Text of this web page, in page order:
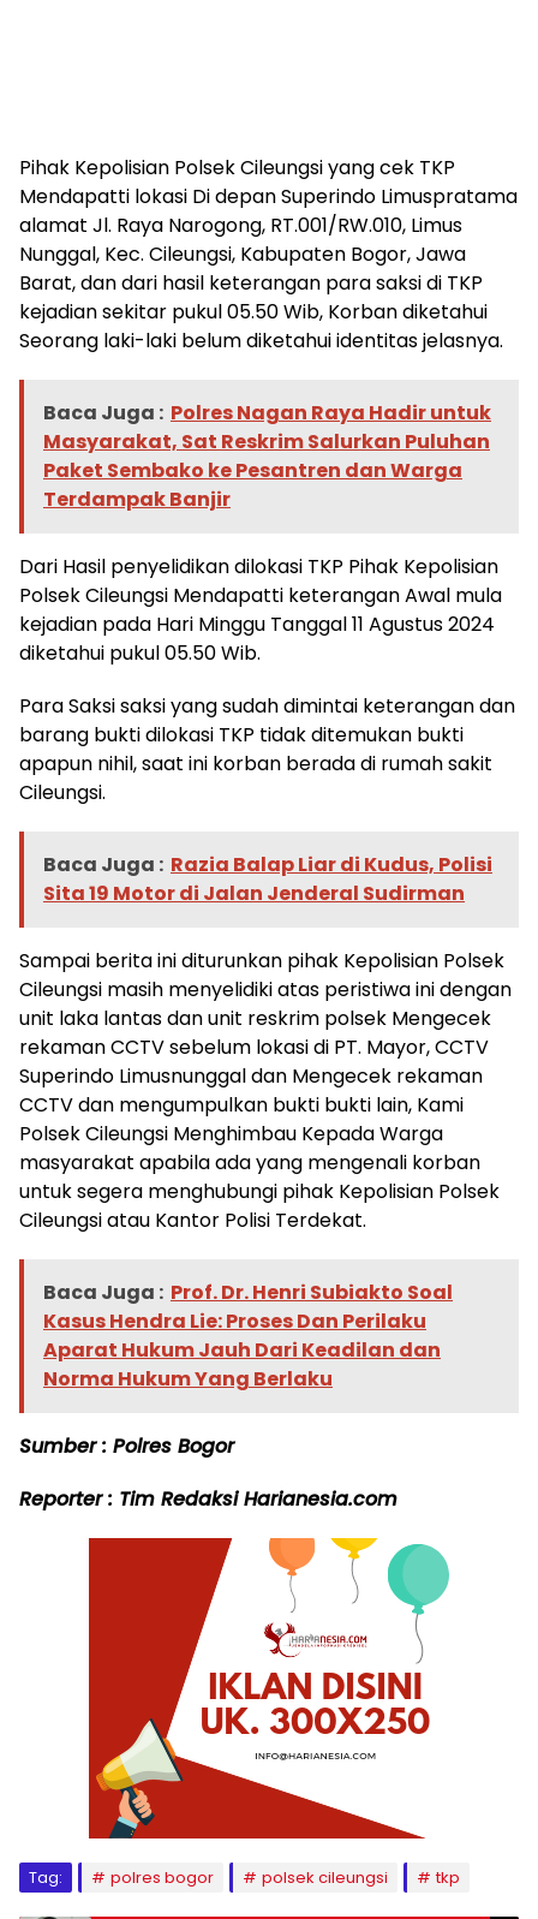
Pihak Kepolisian Polsek Cileungsi yang cek TKP
Mendapatti lokasi Di depan Superindo Limuspratama
alamat Jl. Raya Narogong, RT.001/RW.010, Limus
Nunggal, Kec. Cileungsi, Kabupaten Bogor, Jawa
Barat, dan dari hasil keterangan para saksi di TKP
kejadian sekitar pukul 05.50 Wib, Korban diketahui
Seorang laki-laki belum diketahui identitas jelasnya.
Baca Juga : Polres Nagan Raya Hadir untuk
Masyarakat, Sat Reskrim Salurkan Puluhan
Paket Sembako ke Pesantren dan Warga
Terdampak Banjir
Dari Hasil penyelidikan dilokasi TKP Pihak Kepolisian
Polsek Cileungsi Mendapatti keterangan Awal mula
kejadian pada Hari Minggu Tanggal 11 Agustus 2024
diketahui pukul 05.50 Wib.
Para Saksi saksi yang sudah dimintai keterangan dan
barang bukti dilokasi TKP tidak ditemukan bukti
apapun nihil, saat ini korban berada di rumah sakit
Cileungsi.
Baca Juga : Razia Balap Liar di Kudus, Polisi
Sita 19 Motor di Jalan Jenderal Sudirman
Sampai berita ini diturunkan pihak Kepolisian Polsek
Cileungsi masih menyelidiki atas peristiwa ini dengan
unit laka lantas dan unit reskrim polsek Mengecek
rekaman CCTV sebelum lokasi di PT. Mayor, CCTV
Superindo Limusnunggal dan Mengecek rekaman
CCTV dan mengumpulkan bukti bukti lain, Kami
Polsek Cileungsi Menghimbau Kepada Warga
masyarakat apabila ada yang mengenali korban
untuk segera menghubungi pihak Kepolisian Polsek
Cileungsi atau Kantor Polisi Terdekat.
Baca Juga : Prof. Dr. Henri Subiakto Soal
Kasus Hendra Lie: Proses Dan Perilaku
Aparat Hukum Jauh Dari Keadilan dan
Norma Hukum Yang Berlaku
Sumber : Polres Bogor
Reporter : Tim Redaksi Harianesia.com
Tag: polres bogor polsek cileungsi tkp